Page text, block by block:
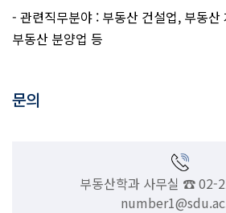
- 관련직무분야 : 부동산 건설업, 부동
부동산 분양업 등
문의
부동산학과 사무실 ☎ 02-